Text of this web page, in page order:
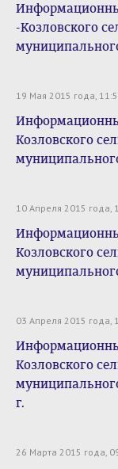
-Козловского
19 Мая 2015 года,
Козловского
10 Апреля 2015 года,
Козловского
03 Апреля 2015 года,
Козловского
г.
26 Марта 2015 года,